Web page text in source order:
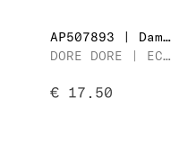
AP507893 | Dames Enkelsok
DORE DORE | ECRITE DD
€ 17.50